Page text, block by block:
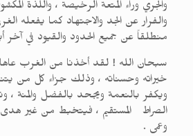
والجري وراء المتعة الرخيصة ، واللذة
والفرار عن الجد والاجتهاد كما يفعله
منطلقاً عن جميع الحدود والقيود في آخر
سبحان الله ! لقد أخذنا من الغرب
خيراته وحسناته ، وذلك جزاء كل من
ويكفر بالنعمة ويجحد بالفضل والمنة ،
الصراط المستقيم ، فيتخبط من غير
وعمى .